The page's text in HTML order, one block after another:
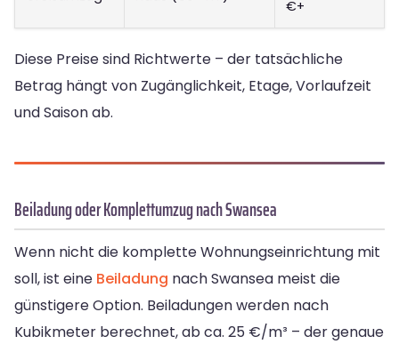
€+
Diese Preise sind Richtwerte – der tatsächliche
Betrag hängt von Zugänglichkeit, Etage, Vorlaufzeit
und Saison ab.
Beiladung oder Komplettumzug nach Swansea
Wenn nicht die komplette Wohnungseinrichtung mit
soll, ist eine Beiladung nach Swansea meist die
günstigere Option. Beiladungen werden nach
Kubikmeter berechnet, ab ca. 25 €/m³ – der genaue